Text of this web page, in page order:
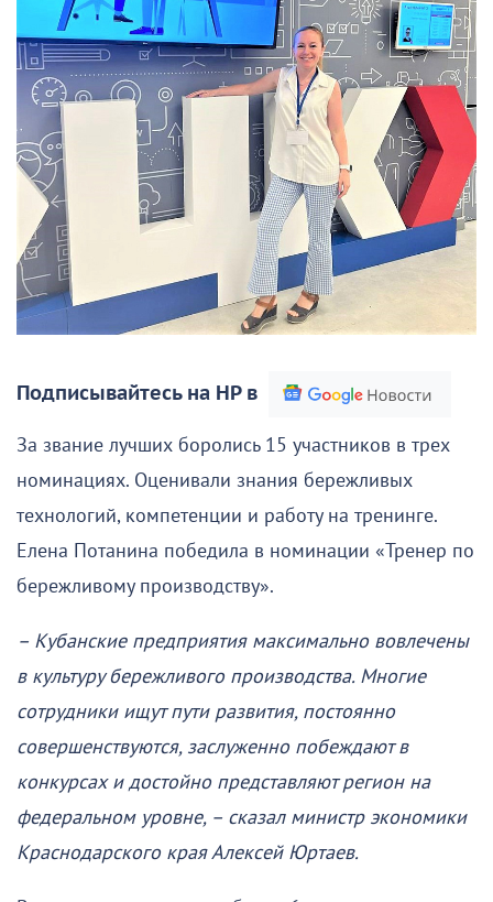
Подписывайтесь на НР в
За звание лучших боролись 15 участников в трех
номинациях. Оценивали знания бережливых
технологий, компетенции и работу на тренинге.
Елена Потанина победила в номинации «Тренер по
бережливому производству».
– Кубанские предприятия максимально вовлечены
в культуру бережливого производства. Многие
сотрудники ищут пути развития, постоянно
совершенствуются, заслуженно побеждают в
конкурсах и достойно представляют регион на
федеральном уровне, – сказал министр экономики
Краснодарского края Алексей Юртаев.